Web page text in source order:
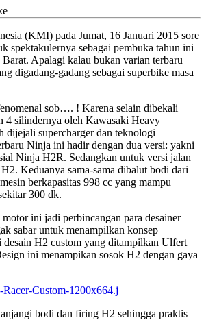
(KMI) pada Jumat, 16 Januari 2015 sore
spektakulernya sebagai pembuka tahun ini
Apalagi kalau bukan varian terbaru
digadang-gadang sebagai superbike masa
sob…. ! Karena selain dibekali
4 silindernya oleh Kawasaki Heavy
dijejali supercharger dan teknologi
Ninja ini hadir dengan dua versi: yakni
Ninja H2R. Sedangkan untuk versi jalan
Keduanya sama-sama dibalut bodi dari
berkapasitas 998 cc yang mampu
300 dk.
ini jadi perbincangan para desainer
sabar untuk menampilkan konsep
desain H2 custom yang ditampilkan Ulfert
ini menampikan sosok H2 dengan gaya
bodi dan firing H2 sehingga praktis